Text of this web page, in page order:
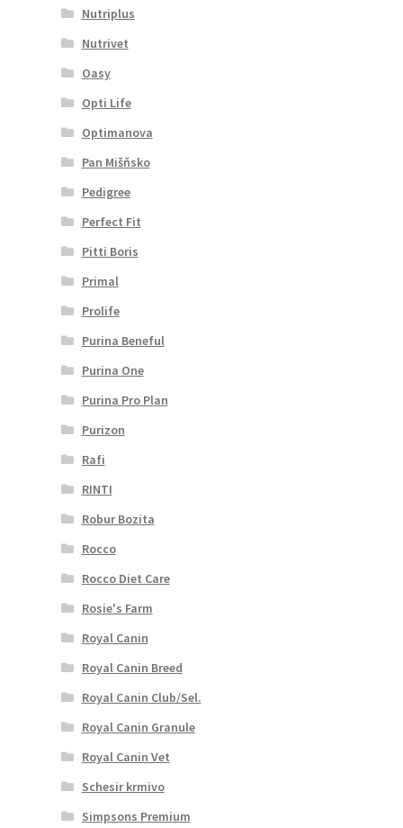
Nutriplus
Nutrivet
Oasy
Opti Life
Optimanova
Pan Mišňsko
Pedigree
Perfect Fit
Pitti Boris
Primal
Prolife
Purina Beneful
Purina One
Purina Pro Plan
Purizon
Rafi
RINTI
Robur Bozita
Rocco
Rocco Diet Care
Rosie's Farm
Royal Canin
Royal Canin Breed
Royal Canin Club/Sel.
Royal Canin Granule
Royal Canin Vet
Schesir krmivo
Simpsons Premium